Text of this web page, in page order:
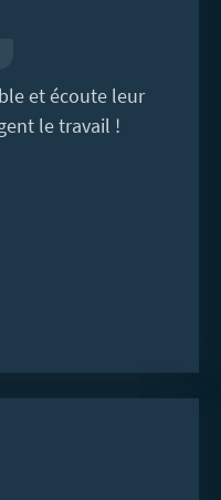
et écoute leur
le travail !